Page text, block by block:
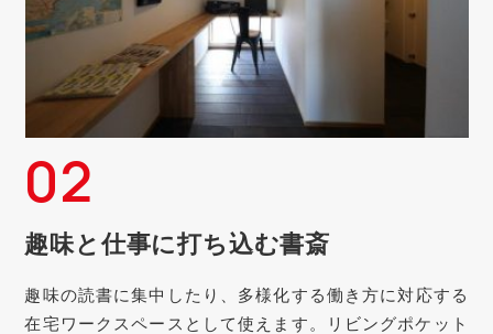
02
趣味と仕事に打ち込む書斎
趣味の読書に集中したり、多様化する働き方に対応する
在宅ワークスペースとして使えます。リビングポケット